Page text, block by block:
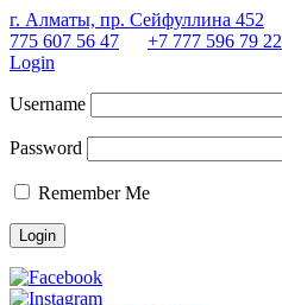
г. Алматы, пр. Сейфуллина 452
775 607 56 47
+7 777 596 79 22
Login
Username
Password
Remember Me